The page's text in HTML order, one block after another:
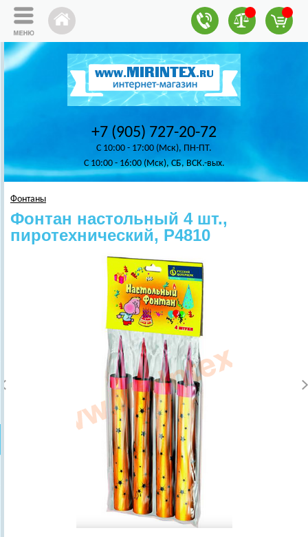
+7 (905) 727-20-72
C 10:00 - 17:00 (Мск), ПН-ПТ.
C 10:00 - 16:00 (Мск), СБ, ВСК.-вых.
Фонтаны
Фонтан настольный 4 шт.,
пиротехнический, Р4810